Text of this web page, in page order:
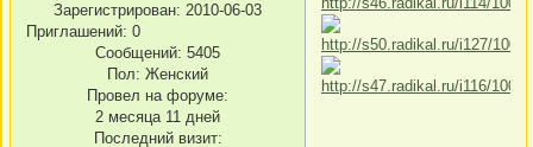
Зарегистрирован: 2010-06-03
Приглашений: 0
Сообщений: 5405
Пол: Женский
Провел на форуме:
2 месяца 11 дней
Последний визит: